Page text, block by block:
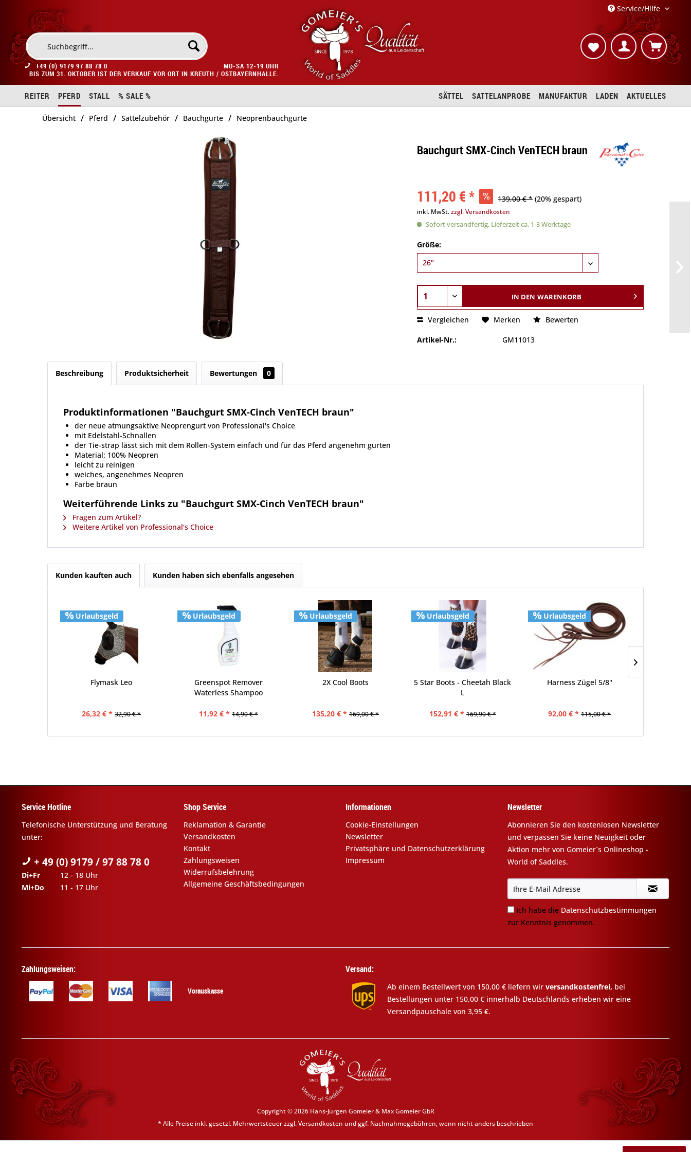
Service/Hilfe
+49 (0) 9179 97 88 78 0
MO-SA 12-19 UHR
BIS ZUM 31. OKTOBER IST DER VERKAUF VOR ORT IN KREUTH / OSTBAYERNHALLE.
REITER PFERD STALL % SALE % AKTUELLES
LADEN
MANUFAKTUR
SATTELANPROBE
SÄTTEL
Übersicht / Pferd / Sattelzubehör / Bauchgurte / Neoprenbauchgurte
Bauchgurt SMX-Cinch VenTECH braun
111,20 € * 139,00 € * (20% gespart)
inkl. MwSt.zzgl. Versandkosten
Sofort versandfertig, Lieferzeit ca. 1-3 Werktage
Größe:
IN DEN WARENKORB
Vergleichen Merken Bewerten
Artikel-Nr.: GM11013
Beschreibung Produktsicherheit Bewertungen 0
Produktinformationen "Bauchgurt SMX-Cinch VenTECH braun"
der neue atmungsaktive Neoprengurt von Professional's Choice
mit Edelstahl-Schnallen
der Tie-strap lässt sich mit dem Rollen-System einfach und für das Pferd angenehm gurten
Material: 100% Neopren
leicht zu reinigen
weiches, angenehmes Neopren
Farbe braun
Weiterführende Links zu "Bauchgurt SMX-Cinch VenTECH braun"
Fragen zum Artikel?
Weitere Artikel von Professional's Choice
Kunden kauften auch Kunden haben sich ebenfalls angesehen
Urlaubsgeld
Flymask Leo
26,32 € * 32,90 € *
Urlaubsgeld
Greenspot Remover
Waterless Shampoo
11,92 € * 14,90 € *
Urlaubsgeld
2X Cool Boots
135,20 € * 169,00 € *
Urlaubsgeld
5 Star Boots - Cheetah Black
L
152,91 € * 169,90 € *
Urlaubsgeld
Harness Zügel 5/8"
92,00 € * 115,00 € *
Service Hotline
Telefonische Unterstützung und Beratung
unter:
+ 49 (0) 9179 / 97 88 78 0
Di+Fr
12 - 18 Uhr
Mi+Do
11 - 17 Uhr
Shop Service
Reklamation & Garantie
Versandkosten
Kontakt
Zahlungsweisen
Widerrufsbelehrung
Allgemeine Geschäftsbedingungen
Informationen
Cookie-Einstellungen
Newsletter
Privatsphäre und Datenschutzerklärung
Impressum
Newsletter
Abonnieren Sie den kostenlosen Newsletter
und verpassen Sie keine Neuigkeit oder
Aktion mehr von Gomeier´s Onlineshop -
World of Saddles.
Ich habe die Datenschutzbestimmungen
zur Kenntnis genommen.
Zahlungsweisen:
Vorauskasse
Versand:
Ab einem Bestellwert von 150,00 € liefern wir versandkostenfrei, bei
Bestellungen unter 150,00 € innerhalb Deutschlands erheben wir eine
Versandpauschale von 3,95 €.
Copyright © 2026 Hans-Jürgen Gomeier & Max Gomeier GbR
* Alle Preise inkl. gesetzl. Mehrwertsteuer zzgl.Versandkosten und ggf. Nachnahmegebühren, wenn nicht anders beschrieben